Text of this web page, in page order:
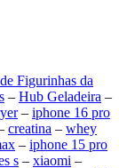
Figurinhas da
– Hub Geladeira –
– iphone 16 pro
creatina – whey
– iphone 15 pro
s – xiaomi –